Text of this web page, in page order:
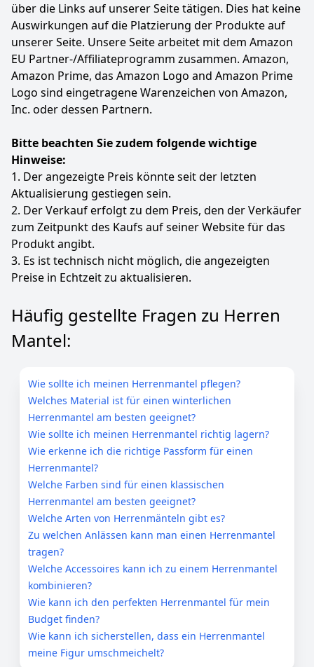
über die Links auf unserer Seite tätigen. Dies hat keine
Auswirkungen auf die Platzierung der Produkte auf
unserer Seite. Unsere Seite arbeitet mit dem Amazon
EU Partner-/Affiliateprogramm zusammen. Amazon,
Amazon Prime, das Amazon Logo and Amazon Prime
Logo sind eingetragene Warenzeichen von Amazon,
Inc. oder dessen Partnern.
Bitte beachten Sie zudem folgende wichtige
Hinweise:
1. Der angezeigte Preis könnte seit der letzten
Aktualisierung gestiegen sein.
2. Der Verkauf erfolgt zu dem Preis, den der Verkäufer
zum Zeitpunkt des Kaufs auf seiner Website für das
Produkt angibt.
3. Es ist technisch nicht möglich, die angezeigten
Preise in Echtzeit zu aktualisieren.
Häufig gestellte Fragen zu Herren
Mantel:
Wie sollte ich meinen Herrenmantel pflegen?
Welches Material ist für einen winterlichen
Herrenmantel am besten geeignet?
Wie sollte ich meinen Herrenmantel richtig lagern?
Wie erkenne ich die richtige Passform für einen
Herrenmantel?
Welche Farben sind für einen klassischen
Herrenmantel am besten geeignet?
Welche Arten von Herrenmänteln gibt es?
Zu welchen Anlässen kann man einen Herrenmantel
tragen?
Welche Accessoires kann ich zu einem Herrenmantel
kombinieren?
Wie kann ich den perfekten Herrenmantel für mein
Budget finden?
Wie kann ich sicherstellen, dass ein Herrenmantel
meine Figur umschmeichelt?